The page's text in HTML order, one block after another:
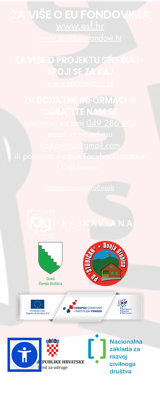
ZA VIŠE O EU FONDOVIMA
www.esf.hr
www.strukturnifondovi.hr
ZA VIŠE O PROJEKTU SPOJKAJ -
SPOJI SE ZA KAJ
ZA DODATNE INFORMACIJE
OBRATITE NAM SE
telefonom na broj 049 286 464
emailom na adresu
kajkaviana@gmail.com
ili porukom u inbox Facebook stranice
Izjava o pristupačnosti